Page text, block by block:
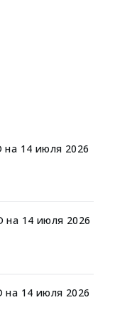
на 14 июля 2026
на 14 июля 2026
на 14 июля 2026